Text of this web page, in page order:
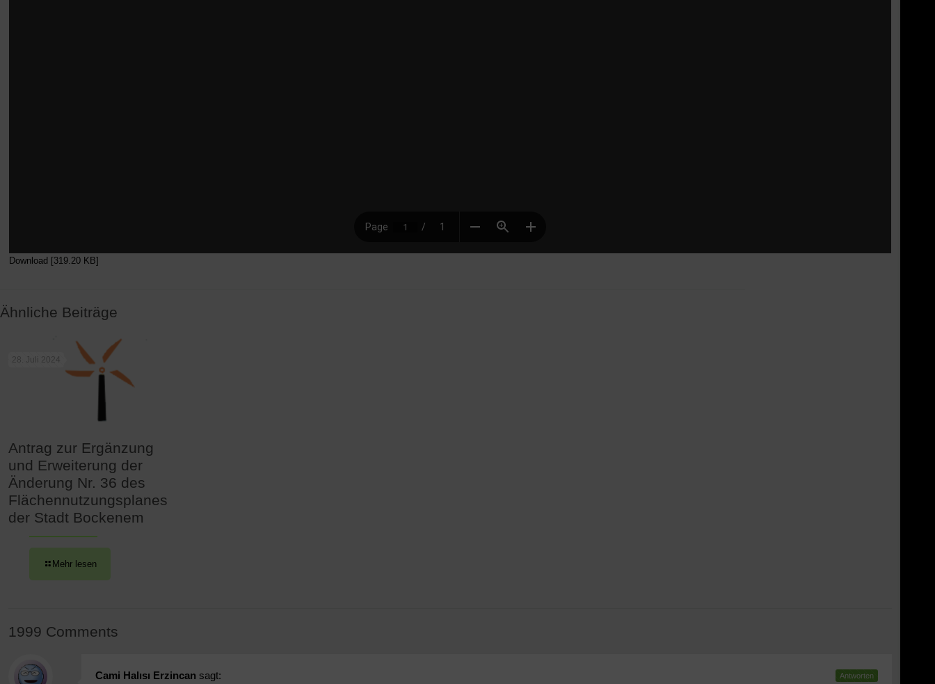
Download [319.20 KB]
Ähnliche Beiträge
28. Juli 2024
Antrag zur Ergänzung
und Erweiterung der
Änderung Nr. 36 des
Flächennutzungsplanes
der Stadt Bockenem
Mehr lesen
1999 Comments
Cami Halısı Erzincan sagt: Antworten